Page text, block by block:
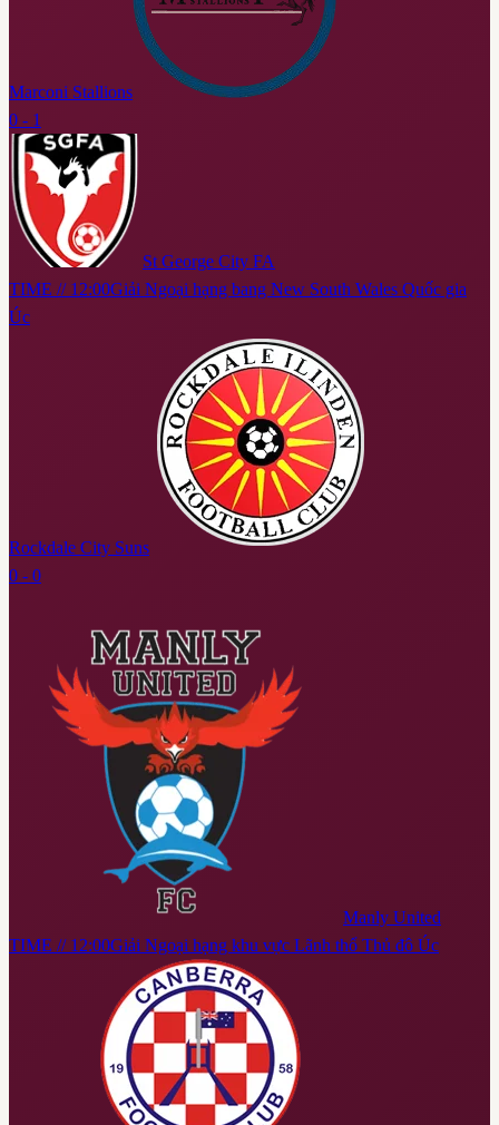
Marconi Stallions
0 - 1
St George City FA
TIME // 12:00Giải Ngoại hạng bang New South Wales Quốc gia
Úc
Rockdale City Suns
0 - 0
Manly United
TIME // 12:00Giải Ngoại hạng khu vực Lãnh thổ Thủ đô Úc